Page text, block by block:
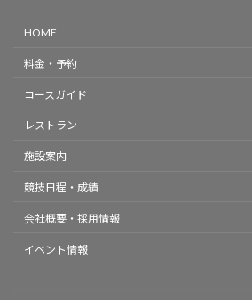
HOME
料金・予約
コースガイド
レストラン
施設案内
競技日程・成績
会社概要・採用情報
イベント情報